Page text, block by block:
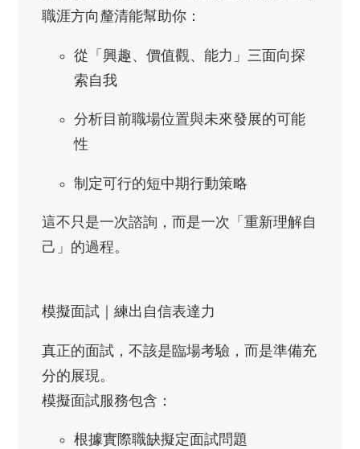
職涯方向釐清能幫助你：
從「興趣、價值觀、能力」三面向探
索自我
分析目前職場位置與未來發展的可能
性
制定可行的短中期行動策略
這不只是一次諮詢，而是一次「重新理解自
己」的過程。
模擬面試｜練出自信表達力
真正的面試，不該是臨場考驗，而是準備充
分的展現。
模擬面試服務包含：
根據實際職缺擬定面試問題